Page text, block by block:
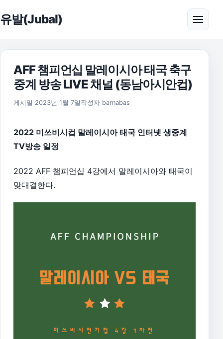
유발(Jubal) 메뉴
AFF 챔피언십 말레이시아 태국 축구
중계 방송 LIVE 채널 (동남아시안컵)
게시일 2023년 1월 7일 2026년 8월 1일
작성자 barnabas
2022 미쓰비시컵 말레이시아 태국 인터넷 생중계
TV방송 일정
2022 AFF 챔피언십 4강에서 말레이시아와 태국이
맞대결한다.